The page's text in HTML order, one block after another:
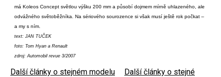
má Koleos Concept světlou výšku 200 mm a působí dojmem mírně uhlazeného, ale
odvážného světoběžníka. Na sériového sourozence si však musí ještě rok počkat –
a my s ním.
text: JAN TUČEK
foto: Tom Hyan a Renault
zdroj: Automobil revue 3/2007
Další články o stejném modelu
Další články o stejné